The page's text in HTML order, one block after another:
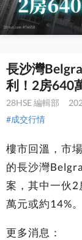
長沙灣
利！2房640
28HSE 編輯部
#成交行情
樓市回溫，市
的長沙灣
案，其中一伙
萬元或約14%。
更多消息：